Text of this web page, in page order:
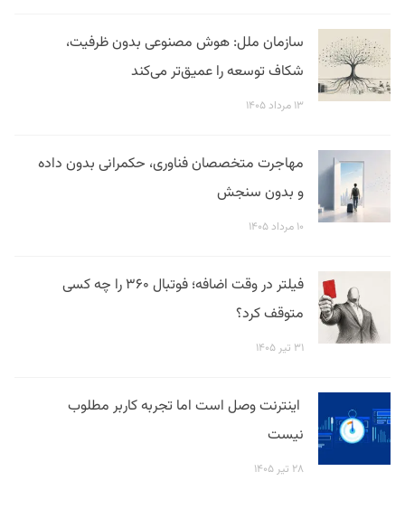
سازمان ملل: هوش مصنوعی بدون ظرفیت،
شکاف توسعه را عمیق‌تر می‌کند
۱۳ مرداد ۱۴۰۵
مهاجرت متخصصان فناوری، حکمرانی بدون داده
و بدون سنجش
۱۰ مرداد ۱۴۰۵
فیلتر در وقت اضافه؛ فوتبال ۳۶۰ را چه کسی
متوقف کرد؟
۳۱ تیر ۱۴۰۵
اینترنت وصل است اما تجربه کاربر مطلوب
نیست
۲۸ تیر ۱۴۰۵